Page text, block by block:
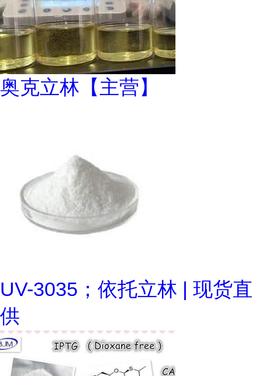
奥克立林【主营】
UV-3035；依托立林 | 现货直
供